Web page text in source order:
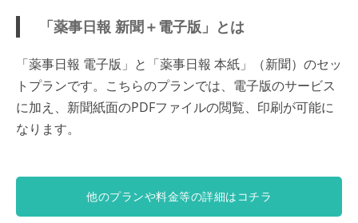
「薬事日報 新聞＋電子版」とは
「薬事日報 電子版」と「薬事日報 本紙」（新聞）のセッ
トプランです。こちらのプランでは、電子版のサービス
に加え、新聞紙面のPDFファイルの閲覧、印刷が可能に
なります。
他のプランや料金等の詳細はコチラ